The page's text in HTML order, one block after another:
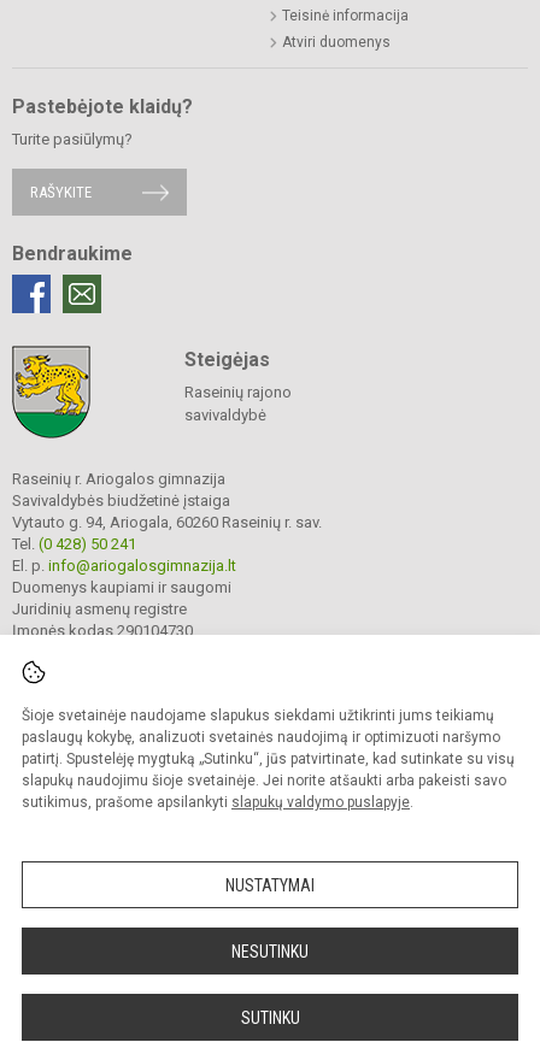
Šioje svetainėje naudojame slapukus siekdami užtikrinti jums teikiamų
paslaugų kokybę, analizuoti svetainės naudojimą ir optimizuoti naršymo
patirtį. Spustelėję mygtuką „Sutinku“, jūs patvirtinate, kad sutinkate su visų
slapukų naudojimu šioje svetainėje. Jei norite atšaukti arba pakeisti savo
sutikimus, prašome apsilankyti slapukų valdymo puslapyje.
NUSTATYMAI
NESUTINKU
SUTINKU
Teisinė informacija
Atviri duomenys
Pastebėjote klaidų?
Turite pasiūlymų?
RAŠYKITE
Bendraukime
Steigėjas
Raseinių rajono
savivaldybė
Raseinių r. Ariogalos gimnazija
Savivaldybės biudžetinė įstaiga
Vytauto g. 94, Ariogala, 60260 Raseinių r. sav.
Tel. (0 428) 50 241
El. p. info@ariogalosgimnazija.lt
Duomenys kaupiami ir saugomi
Juridinių asmenų registre
Įmonės kodas 290104730
© 2022. Raseinių r. Ariogalos gimnazija. Visos teisės saugomos.
Kopijuoti turinį be raštiško gimnazijos sutikimo griežtai draudžiama.
Prieinamumo paraiška Slapukų valdymas
Sumanus būdas atnaujinti